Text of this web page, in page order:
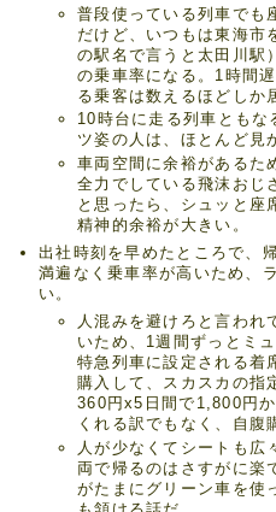
普段使っている列車でも
だけど、いつもは東海市
の駅名で言うと太田川駅
の乗車率になる。1時間
る乗客は数えるほどしか
10時台に走る列車ともな
ツ姿の人は、ほとんど見
車両空間に余裕があるた
全力でしている飛沫おじ
と思ったら、シュッと座
精神的余裕が大きい。
出社時刻を早めたところで、
満遍なく乗車率が高いため、
い。
人混みを避けろと言われ
いため、1週間ずっとミ
特急列車に設定される着
購入して、スカスカの指
360円x5日間で1,800円
くれる訳でもなく、自腹
人が少なくてシートも広
両で帰るのはさすがに楽
がたまにグリーン車を使